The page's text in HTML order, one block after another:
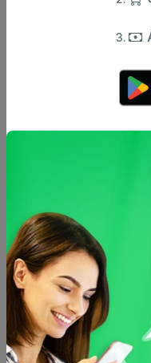
Sin descripción
Otros productos